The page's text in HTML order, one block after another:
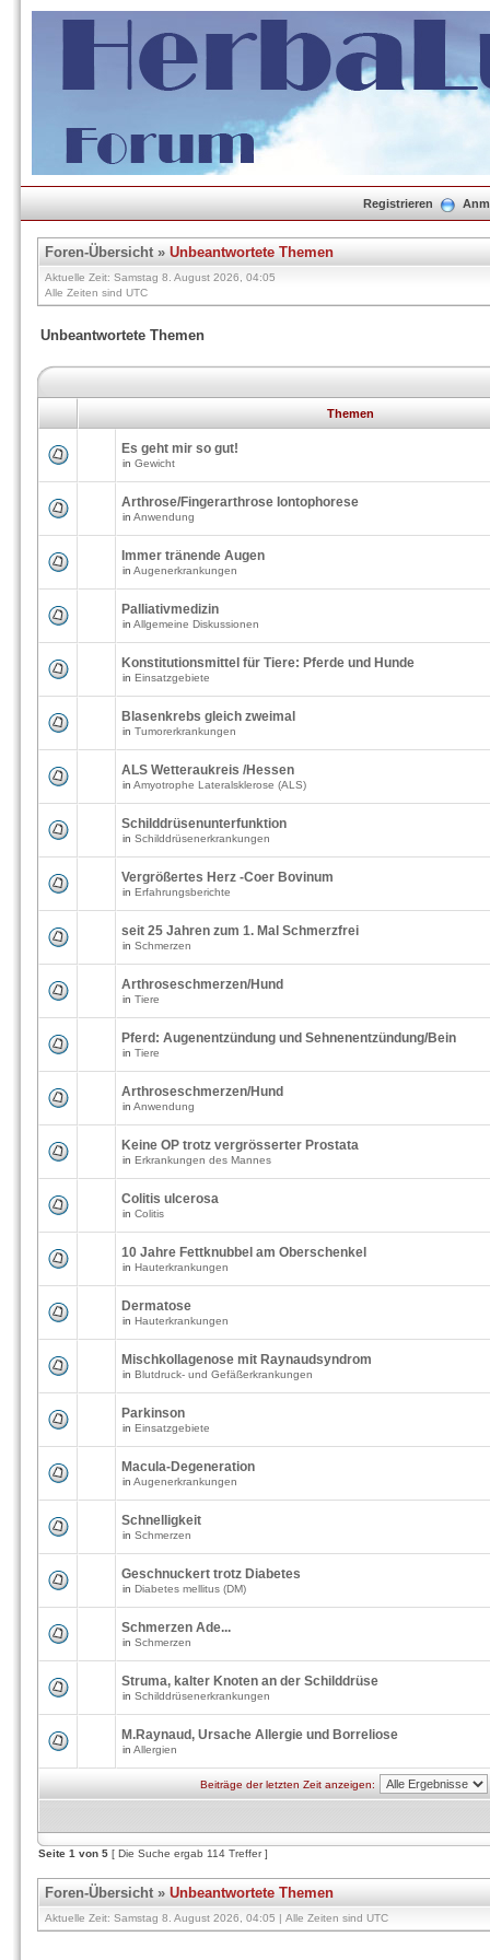
Registrieren
Foren-Übersicht» Unbeantwortete Themen
Aktuelle Zeit: Samstag 8. August 2026, 04:05
Alle Zeiten sind UTC
Unbeantwortete Themen
Themen
Es geht mir so gut!
in Gewicht
Arthrose/Fingerarthrose Iontophorese
in Anwendung
Immer tränende Augen
in Augenerkrankungen
Palliativmedizin
in Allgemeine Diskussionen
Konstitutionsmittel für Tiere: Pferde und Hunde
in Einsatzgebiete
Blasenkrebs gleich zweimal
in Tumorerkrankungen
ALS Wetteraukreis /Hessen
in Amyotrophe Lateralsklerose (ALS)
Schilddrüsenunterfunktion
in Schilddrüsenerkrankungen
Vergrößertes Herz -Coer Bovinum
in Erfahrungsberichte
seit 25 Jahren zum 1. Mal Schmerzfrei
in Schmerzen
Arthroseschmerzen/Hund
in Tiere
Pferd: Augenentzündung und Sehnenentzündung/Bein
in Tiere
Arthroseschmerzen/Hund
in Anwendung
Keine OP trotz vergrösserter Prostata
in Erkrankungen des Mannes
Colitis ulcerosa
in Colitis
10 Jahre Fettknubbel am Oberschenkel
in Hauterkrankungen
Dermatose
in Hauterkrankungen
Mischkollagenose mit Raynaudsyndrom
in Blutdruck- und Gefäßerkrankungen
Parkinson
in Einsatzgebiete
Macula-Degeneration
in Augenerkrankungen
Schnelligkeit
in Schmerzen
Geschnuckert trotz Diabetes
in Diabetes mellitus (DM)
Schmerzen Ade...
in Schmerzen
Struma, kalter Knoten an der Schilddrüse
in Schilddrüsenerkrankungen
M.Raynaud, Ursache Allergie und Borreliose
in Allergien
Beiträge der letzten Zeit anzeigen:
Seite 1 von 5 [ Die Suche ergab 114 Treffer ]
Foren-Übersicht» Unbeantwortete Themen
Aktuelle Zeit: Samstag 8. August 2026, 04:05 | Alle Zeiten sind UTC